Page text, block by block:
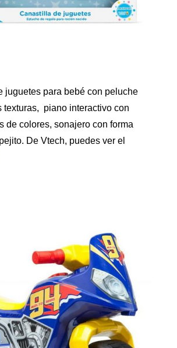
juguetes para bebé con peluche
texturas, piano interactivo con
de colores, sonajero con forma
De Vtech, puedes ver el